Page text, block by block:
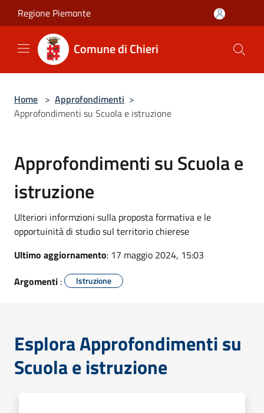
Salta al contenuto principale
Regione Piemonte
Comune di Chieri
Home > Approfondimenti >
Approfondimenti su Scuola e istruzione
Approfondimenti su Scuola e
istruzione
Ulteriori informzioni sulla proposta formativa e le
opportuinità di studio sul territorio chierese
Ultimo aggiornamento: 17 maggio 2024, 15:03
Argomenti : Istruzione
Esplora Approfondimenti su
Scuola e istruzione